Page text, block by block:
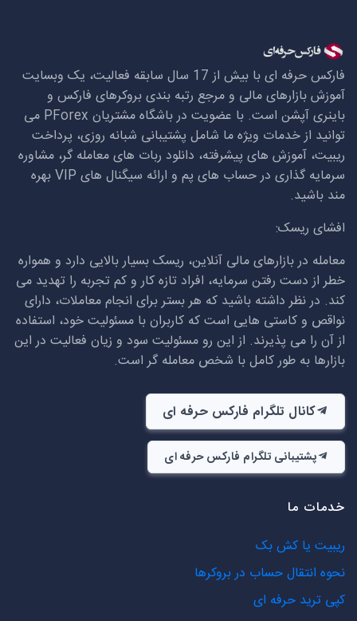
فارکس حرفه ای با بیش از 17 سال سابقه فعالیت، یک وبسایت
آموزش بازارهای مالی و مرجع رتبه بندی بروکرهای فارکس و
باینری آپشن است. با عضویت در باشگاه مشتریان PForex می
توانید از خدمات ویژه ما شامل پشتیبانی شبانه روزی، پرداخت
ریبیت، آموزش های پیشرفته، دانلود ربات های معامله گر، مشاوره
سرمایه گذاری در حساب های پم و ارائه سیگنال های VIPبهره
مند باشید.
افشای ریسک:
معامله در بازارهای مالی آنلاین، ریسک بسیار بالایی دارد و همواره
خطر از دست رفتن سرمایه، افراد تازه کار و کم تجربه را تهدید می
کند. در نظر داشته باشید که هر بستر برای انجام معاملات، دارای
نواقص و کاستی هایی است که کاربران با مسئولیت خود، استفاده
از آن را می پذیرند. از این رو مسئولیت سود و زیان فعالیت در این
بازارها به طور کامل با شخص معامله گر است.
کانال تلگرام فارکس حرفه ای
پشتیبانی تلگرام فارکس حرفه ای
خدمات ما
ریبیت یا کش بک
نحوه انتقال حساب در بروکرها
کپی ترید حرفه ای